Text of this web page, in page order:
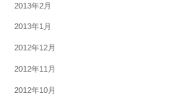
2013年2月
2013年1月
2012年12月
2012年11月
2012年10月